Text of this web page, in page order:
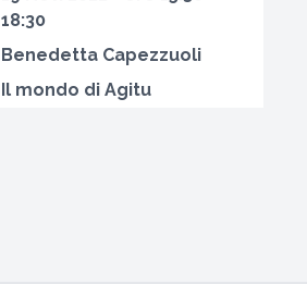
18:30
Benedetta Capezzuoli
Il mondo di Agitu